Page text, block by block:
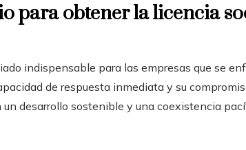
para obtener la licencia
indispensable para las empresas que se
de respuesta inmediata y su
desarrollo sostenible y una coexistencia